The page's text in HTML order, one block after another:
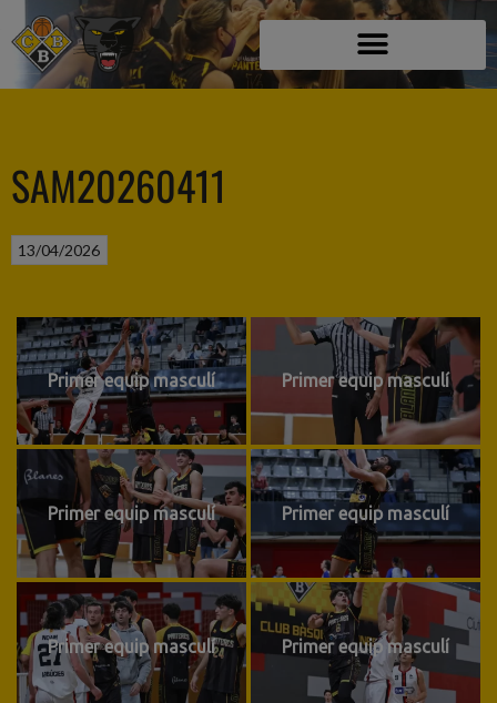
SAM20260411
13/04/2026
Primer equip masculí Primer equip masculí
Primer equip masculí Primer equip masculí
Primer equip masculí Primer equip masculí